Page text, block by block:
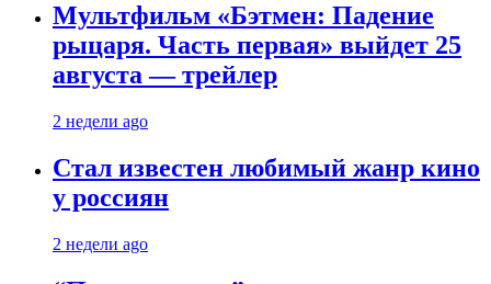
Мультфильм «Бэтмен: Падение
рыцаря. Часть первая» выйдет 25
августа — трейлер
2 недели ago
Стал известен любимый жанр кино
у россиян
2 недели ago